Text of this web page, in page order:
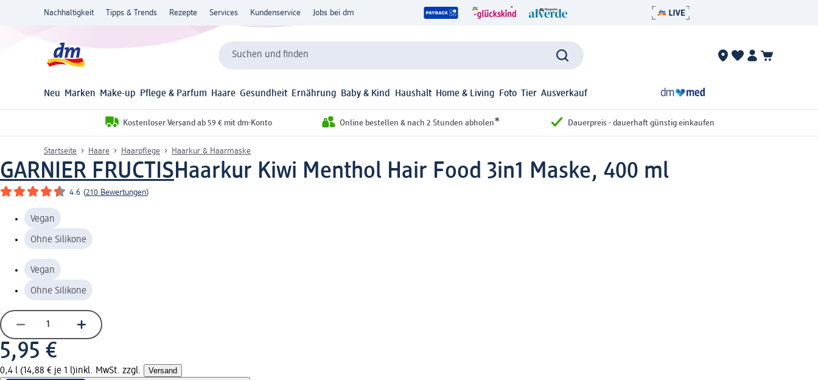
Nachhaltigkeit Tipps & Trends Rezepte Services Kundenservice Jobs bei dm
Suchen und finden
Neu Marken Make-up Pflege & Parfum Haare Gesundheit Ernährung Baby & Kind Haushalt Home & Living Foto Tier Ausverkauf
Kostenloser Versand ab 59 € mit dm-Konto Online bestellen & nach 2 Stunden abholen* Dauerpreis - dauerhaft günstig einkaufen
Startseite Haare Haarpflege Haarkur & Haarmaske
GARNIER FRUCTISHaarkur Kiwi Menthol Hair Food 3in1 Maske, 400 ml
4.6 (210 Bewertungen)
Vegan
Ohne Silikone
Vegan
Ohne Silikone
5,95 €
0,4 l (14,88 € je 1 l)inkl. MwSt. zzgl. Versand